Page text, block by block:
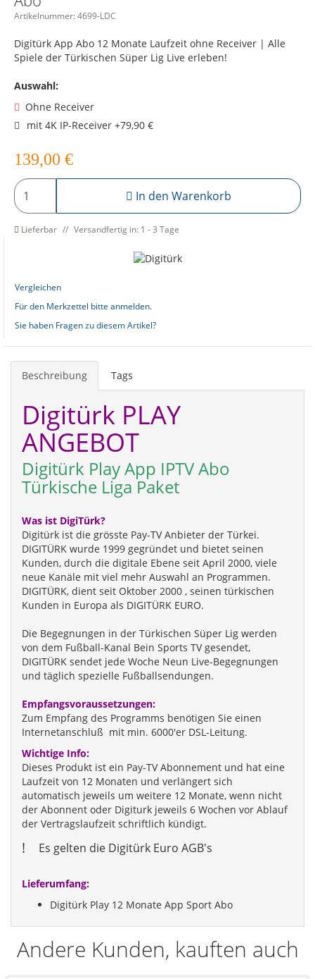
Artikelnummer:4699-LDC
Digitürk App Abo 12 Monate Laufzeit ohne Receiver | Alle
Spiele der Türkischen Süper Lig Live erleben!
Auswahl:
Ohne Receiver
mit 4K IP-Receiver +79,90 €
139,00 €
In den Warenkorb
Lieferbar Versandfertig in: 1 - 3 Tage
Vergleichen
Für den Merkzettel bitte anmelden.
Sie haben Fragen zu diesem Artikel?
Beschreibung Tags
Digitürk PLAY
ANGEBOT
Digitürk Play App IPTV Abo
Türkische Liga Paket
Was ist DigiTürk?
Digitürk ist die grösste Pay-TV Anbieter der Türkei.
DIGITÜRK wurde 1999 gegründet und bietet seinen
Kunden, durch die digitale Ebene seit April 2000, viele
neue Kanäle mit viel mehr Auswahl an Programmen.
DIGITÜRK, dient seit Oktober 2000 , seinen türkischen
Kunden in Europa als DIGITÜRK EURO.
Die Begegnungen in der Türkischen Süper Lig werden
von dem Fußball-Kanal Bein Sports TV gesendet,
DIGITÜRK sendet jede Woche Neun Live-Begegnungen
und täglich spezielle Fußballsendungen.
Empfangsvoraussetzungen:
Zum Empfang des Programms benötigen Sie einen
Internetanschluß mit min. 6000'er DSL-Leitung.
Wichtige Info:
Dieses Produkt ist ein Pay-TV Abonnement und hat eine
Laufzeit von 12 Monaten und verlängert sich
automatisch jeweils um weitere 12 Monate, wenn nicht
der Abonnent oder Digiturk jeweils 6 Wochen vor Ablauf
der Vertragslaufzeit schriftlich kündigt.
! Es gelten die Digitürk Euro AGB's
Lieferumfang:
Digitürk Play 12 Monate App Sport Abo
Andere Kunden, kauften auch